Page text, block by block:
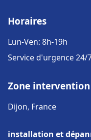
Horaires
Lun-Ven: 8h-19h
Service d'urgence 24/
Zone intervention
Dijon, France
installation et